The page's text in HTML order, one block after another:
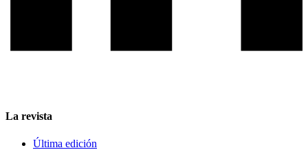
La revista
Última edición